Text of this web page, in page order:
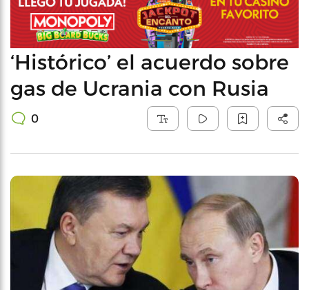
‘Histórico’ el acuerdo sobre
gas de Ucrania con Rusia
0